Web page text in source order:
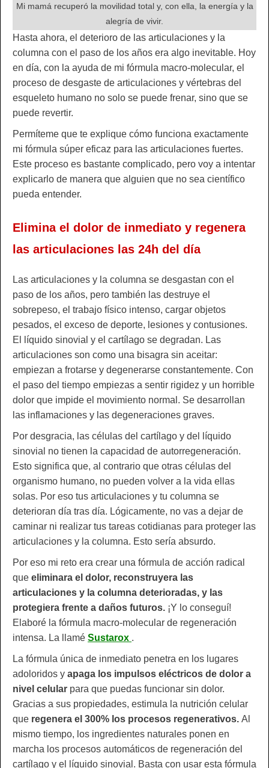
Mi mamá recuperó la movilidad total y, con ella, la energía y la
alegría de vivir.
Hasta ahora, el deterioro de las articulaciones y la
columna con el paso de los años era algo inevitable. Hoy
en día, con la ayuda de mi fórmula macro-molecular, el
proceso de desgaste de articulaciones y vértebras del
esqueleto humano no solo se puede frenar, sino que se
puede revertir.
Permíteme que te explique cómo funciona exactamente
mi fórmula súper eficaz para las articulaciones fuertes.
Este proceso es bastante complicado, pero voy a intentar
explicarlo de manera que alguien que no sea científico
pueda entender.
Elimina el dolor de inmediato y regenera
las articulaciones las 24h del día
Las articulaciones y la columna se desgastan con el
paso de los años, pero también las destruye el
sobrepeso, el trabajo físico intenso, cargar objetos
pesados, el exceso de deporte, lesiones y contusiones.
El líquido sinovial y el cartílago se degradan. Las
articulaciones son como una bisagra sin aceitar:
empiezan a frotarse y degenerarse constantemente. Con
el paso del tiempo empiezas a sentir rigidez y un horrible
dolor que impide el movimiento normal. Se desarrollan
las inflamaciones y las degeneraciones graves.
Por desgracia, las células del cartílago y del líquido
sinovial no tienen la capacidad de autorregeneración.
Esto significa que, al contrario que otras células del
organismo humano, no pueden volver a la vida ellas
solas. Por eso tus articulaciones y tu columna se
deterioran día tras día. Lógicamente, no vas a dejar de
caminar ni realizar tus tareas cotidianas para proteger las
articulaciones y la columna. Esto sería absurdo.
Por eso mi reto era crear una fórmula de acción radical
que eliminara el dolor, reconstruyera las
articulaciones y la columna deterioradas, y las
protegiera frente a daños futuros. ¡Y lo conseguí!
Elaboré la fórmula macro-molecular de regeneración
intensa. La llamé Sustarox .
La fórmula única de inmediato penetra en los lugares
adoloridos y apaga los impulsos eléctricos de dolor a
nivel celular para que puedas funcionar sin dolor.
Gracias a sus propiedades, estimula la nutrición celular
que regenera el 300% los procesos regenerativos. Al
mismo tiempo, los ingredientes naturales ponen en
marcha los procesos automáticos de regeneración del
cartílago y el líquido sinovial. Basta con usar esta fórmula